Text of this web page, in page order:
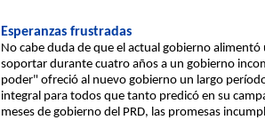
Esperanzas frustradas
No cabe duda de que el actual gobierno
soportar durante cuatro años a un gobierno
poder" ofreció al nuevo gobierno un largo
integral para todos que tanto predicó en su
meses de gobierno del PRD, las promesas